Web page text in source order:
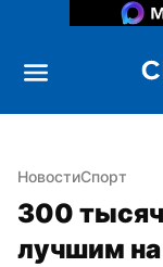
НовостиСпорт
300 тысяч
лучшим